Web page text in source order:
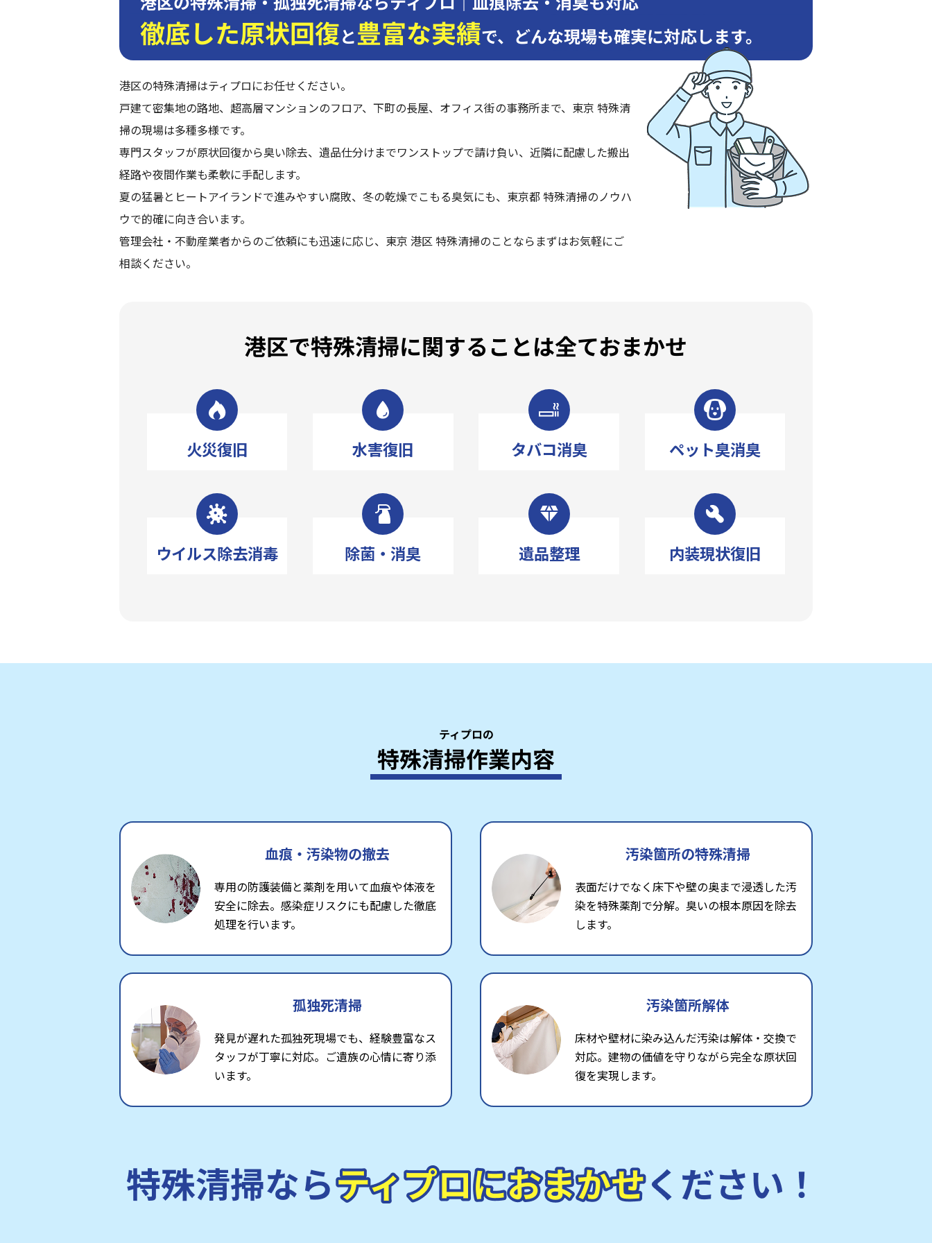
徹底した原状回復と豊富な実績で、 どんな現場も確実に対応します。
港区の特殊清掃はティプロにお任せください。
戸建て密集地の路地、超高層マンションのフロア、下町の長屋、オフィス街の事務所まで、東京 特殊清
掃の現場は多種多様です。
専門スタッフが原状回復から臭い除去、遺品仕分けまでワンストップで請け負い、近隣に配慮した搬出
経路や夜間作業も柔軟に手配します。
夏の猛暑とヒートアイランドで進みやすい腐敗、冬の乾燥でこもる臭気にも、東京都 特殊清掃のノウハ
ウで的確に向き合います。
管理会社・不動産業者からのご依頼にも迅速に応じ、東京 港区 特殊清掃のことならまずはお気軽にご
相談ください。
港区で特殊清掃に関することは全ておまかせ
火災復旧 水害復旧 タバコ消臭 ペット臭消臭
ウイルス除去消毒 除菌・消臭 遺品整理 内装現状復旧
ティプロの
特殊清掃作業内容
血痕・汚染物の撤去
専用の防護装備と薬剤を用いて血痕や体液を
安全に除去。感染症リスクにも配慮した徹底
処理を行います。
汚染箇所の特殊清掃
表面だけでなく床下や壁の奥まで浸透した汚
染を特殊薬剤で分解。臭いの根本原因を除去
します。
孤独死清掃
発見が遅れた孤独死現場でも、経験豊富なス
タッフが丁寧に対応。ご遺族の心情に寄り添
います。
汚染箇所解体
床材や壁材に染み込んだ汚染は解体・交換で
対応。建物の価値を守りながら完全な原状回
復を実現します。